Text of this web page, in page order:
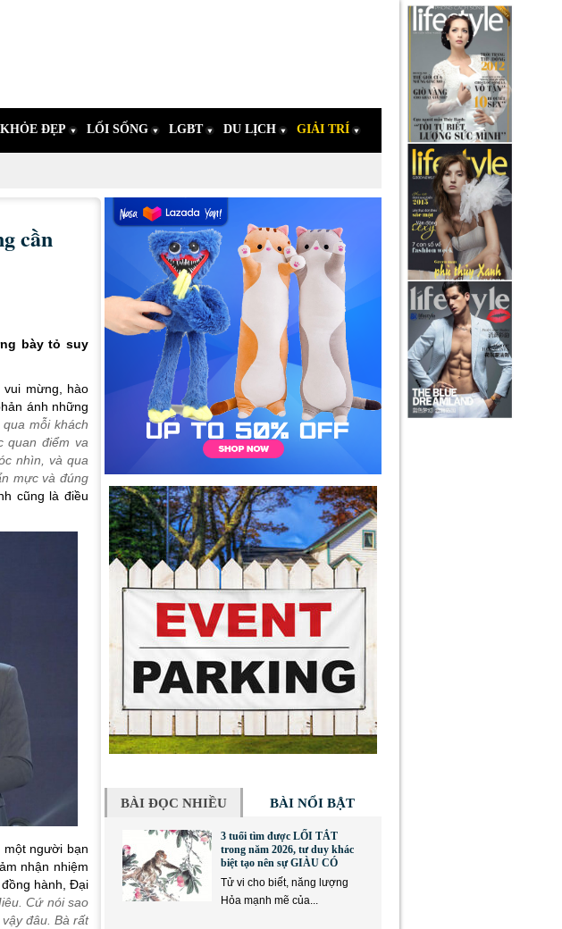
KHỎE ĐẸP LỐI SỐNG LGBT DU LỊCH GIẢI TRÍ
cần
bày tỏ suy
mừng, hào
ánh những
mỗi khách
quan điểm va
nhìn, và qua
mực và đúng
cũng là điều
người bạn
nhận nhiệm
hành, Đại
Cứ nói sao
đâu. Bà rất
BÀI ĐỌC NHIỀU BÀI NỔI BẬT
3 tuổi tìm được LỐI TẮT
trong năm 2026, tư duy khác
biệt tạo nên sự GIÀU CÓ
Tử vi cho biết, năng lượng
Hỏa mạnh mẽ của...